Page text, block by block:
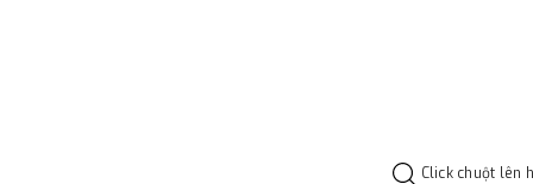
Click chuột lên